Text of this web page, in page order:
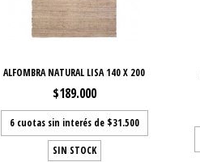
ALFOMBRA NATURAL LISA 140 X 200
$189.000
6 cuotas sin interés de $31.500
SIN STOCK